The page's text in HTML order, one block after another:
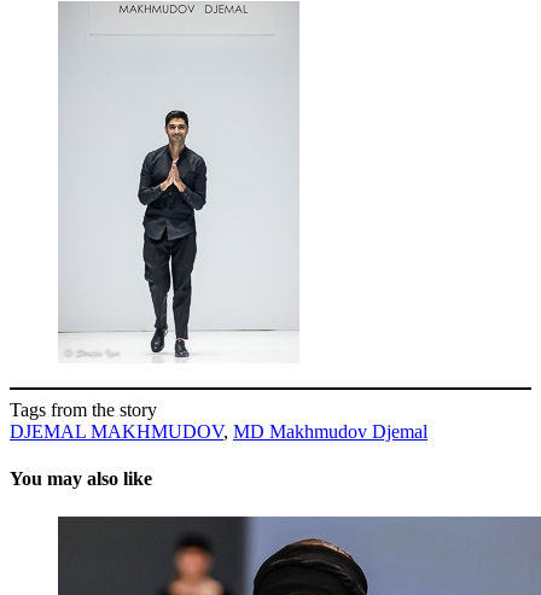
Tags from the story
DJEMAL MAKHMUDOV, MD Makhmudov Djemal
You may also like